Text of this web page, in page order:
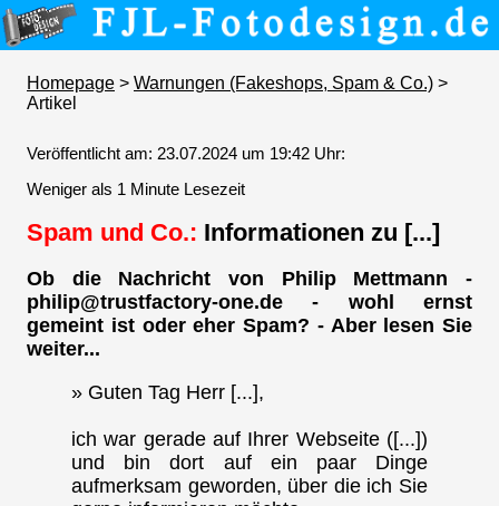
Homepage > Warnungen (Fakeshops, Spam & Co.) >
Artikel
Veröffentlicht am: 23.07.2024 um 19:42 Uhr:
Weniger als 1 Minute Lesezeit
Spam und Co.: Informationen zu [...]
Ob die Nachricht von Philip Mettmann -
philip@trustfactory-one.de - wohl ernst
gemeint ist oder eher Spam? - Aber lesen Sie
weiter...
» Guten Tag Herr [...],
ich war gerade auf Ihrer Webseite ([...])
und bin dort auf ein paar Dinge
aufmerksam geworden, über die ich Sie